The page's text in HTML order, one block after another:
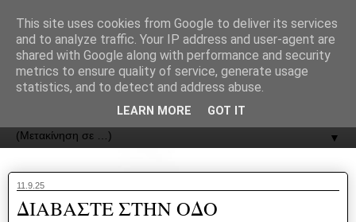
ΟΔΟΣ
▼
11.9.25
ΔΙΑΒΑΣΤΕ ΣΤΗΝ ΟΔΟ
This site uses cookies from Google to deliver its services
and to analyze traffic. Your IP address and user-agent are
shared with Google along with performance and security
metrics to ensure quality of service, generate usage
statistics, and to detect and address abuse.
LEARN MORE GOT IT